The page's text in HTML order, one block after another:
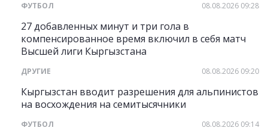
ФУТБОЛ 08.08.2026 09:28
27 добавленных минут и три гола в
компенсированное время включил в себя матч
Высшей лиги Кыргызстана
ДРУГИЕ 08.08.2026 09:20
Кыргызстан вводит разрешения для альпинистов
на восхождения на семитысячники
ФУТБОЛ 08.08.2026 09:14